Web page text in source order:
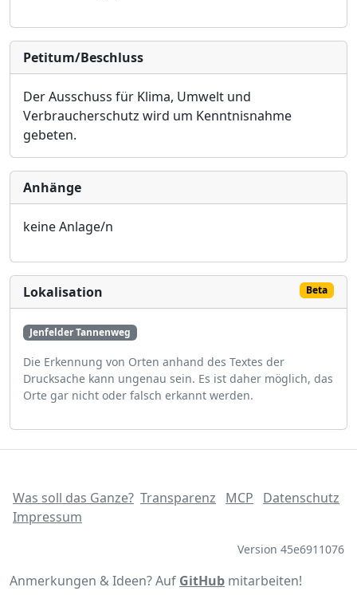
Petitum/Beschluss
Der Ausschuss für Klima, Umwelt und
Verbraucherschutz wird um Kenntnisnahme
gebeten.
Anhänge
keine Anlage/n
Lokalisation Beta
Jenfelder Tannenweg
Die Erkennung von Orten anhand des Textes der
Drucksache kann ungenau sein. Es ist daher möglich, das
Orte gar nicht oder falsch erkannt werden.
Was soll das Ganze? Transparenz MCP
Datenschutz
Impressum
Version 45e6911076
Anmerkungen & Ideen? Auf GitHub mitarbeiten!